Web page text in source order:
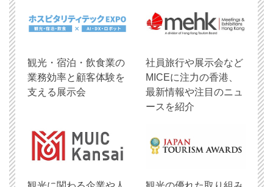
観光・宿泊・飲食業の
業務効率と顧客体験を
支える展示会
社員旅行や展示会など
MICEに注力の香港、
最新情報や注目のニュ
ースを紹介